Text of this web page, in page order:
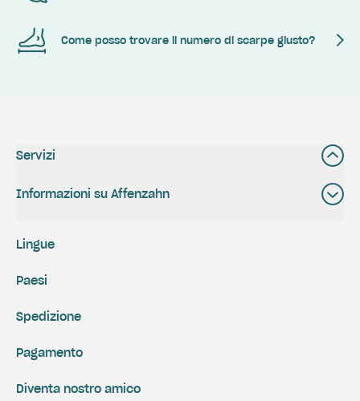
Come posso trovare il numero di scarpe giusto?
Servizi
Informazioni su Affenzahn
Spedizione
Pagamento
Diventa nostro amico
Lingue
Paesi